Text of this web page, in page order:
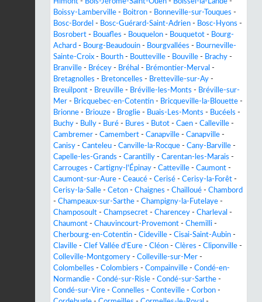
Boissy-Lamberville - Boitron - Bonneville-sur-Touques -
Bosc-Bordel - Bosc-Guérard-Saint-Adrien - Bosc-Hyons -
Bosrobert - Bouafles - Bouquelon - Bouquetot - Bourg-
Achard - Bourg-Beaudouin - Bourgvallées - Bourneville-
Sainte-Croix - Bourth - Boutteville - Bouville - Brachy -
Branville - Brécey - Bréhal - Brémontier-Merval -
Bretagnolles - Bretoncelles - Bretteville-sur-Ay -
Breuilpont - Breuville - Bréville-les-Monts - Bréville-sur-
Mer - Bricquebec-en-Cotentin - Bricqueville-la-Blouette -
Brionne - Briouze - Broglie - Buais-Les-Monts - Bucéels -
Buchy - Bully - Buré - Bures - Butot - Caen - Calleville -
Cambremer - Camembert - Canapville - Canapville -
Canisy - Canteleu - Canville-la-Rocque - Cany-Barville -
Capelle-les-Grands - Carantilly - Carentan-les-Marais -
Carrouges - Cartigny-l'Épinay - Catteville - Caumont -
Caumont-sur-Aure - Ceaucé - Cerisé - Cerisy-la-Forêt -
Cerisy-la-Salle - Ceton - Chaignes - Chailloué - Chambord
- Champeaux-sur-Sarthe - Champigny-la-Futelaye -
Champosoult - Champsecret - Charencey - Charleval -
Chaumont - Chauvincourt-Provemont - Chemilli -
Cherbourg-en-Cotentin - Cideville - Cisai-Saint-Aubin -
Claville - Clef Vallée d'Eure - Cléon - Clères - Cliponville -
Colleville-Montgomery - Colleville-sur-Mer -
Colombelles - Colombiers - Compainville - Condé-en-
Normandie - Condé-sur-Risle - Condé-sur-Sarthe -
Condé-sur-Vire - Connelles - Conteville - Corbon -